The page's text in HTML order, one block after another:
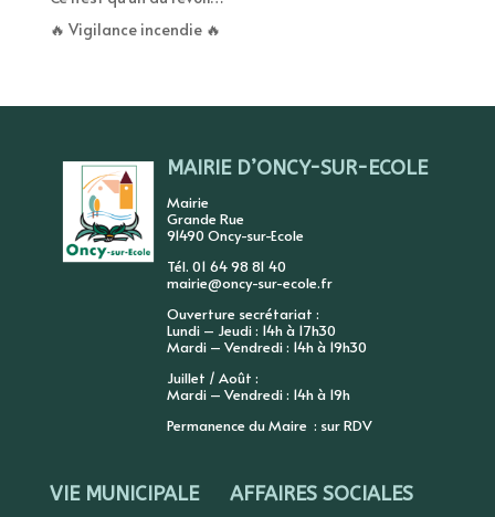
🔥 Vigilance incendie 🔥
MAIRIE D’ONCY-SUR-ECOLE
Mairie
Grande Rue
91490 Oncy-sur-Ecole
Tél. 01 64 98 81 40
mairie@oncy-sur-ecole.fr
Ouverture secrétariat :
Lundi – Jeudi : 14h à 17h30
Mardi – Vendredi : 14h à 19h30
Juillet / Août :
Mardi – Vendredi : 14h à 19h
Permanence du Maire : sur RDV
VIE MUNICIPALE AFFAIRES SOCIALES